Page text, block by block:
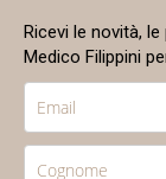
Ricevi le novità,
Medico Filippini